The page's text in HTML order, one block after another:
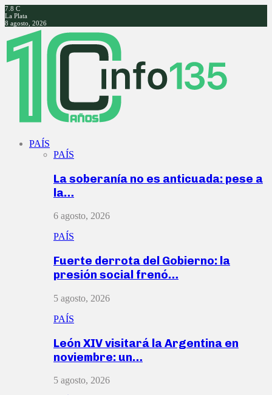
7.8 C
La Plata
8 agosto, 2026
Facebook
Twitter
Instagram
Youtube
PAÍS
PAÍS
La soberanía no es anticuada: pese a
la…
6 agosto, 2026
PAÍS
Fuerte derrota del Gobierno: la
presión social frenó…
5 agosto, 2026
PAÍS
León XIV visitará la Argentina en
noviembre: un…
5 agosto, 2026